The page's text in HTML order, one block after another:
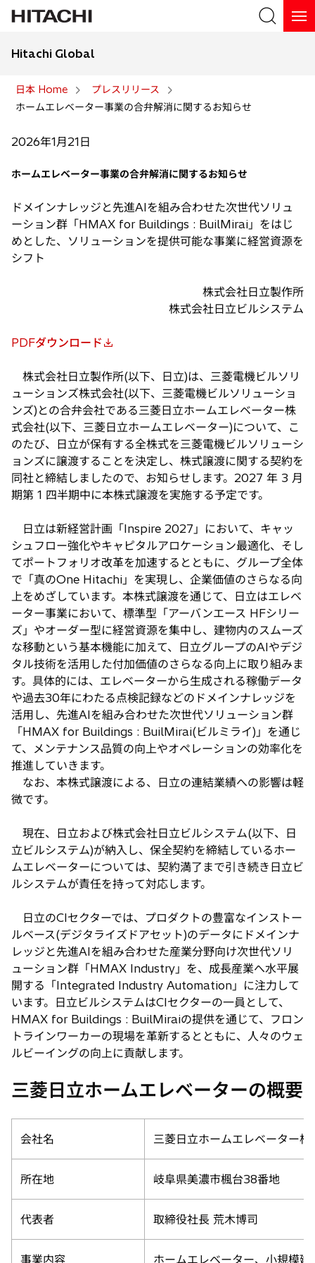
Hitachi Global
日本 Home
プレスリリース
ホームエレベーター事業の合弁解消に関するお知らせ
2026年1月21日
ホームエレベーター事業の合弁解消に関するお知らせ
ドメインナレッジと先進AIを組み合わせた次世代ソリュ
ーション群「HMAX for Buildings : BuilMirai」をはじ
めとした、ソリューションを提供可能な事業に経営資源を
シフト
株式会社日立製作所
株式会社日立ビルシステム
PDFダウンロード
新
タ
ブ
で
開
く
株式会社日立製作所(以下、日立)は、三菱電機ビルソリ
ューションズ株式会社(以下、三菱電機ビルソリューショ
ンズ)との合弁会社である三菱日立ホームエレベーター株
式会社(以下、三菱日立ホームエレベーター)について、こ
のたび、日立が保有する全株式を三菱電機ビルソリューシ
ョンズに譲渡することを決定し、株式譲渡に関する契約を
同社と締結しましたので、お知らせします。2027 年 3 月
期第 1 四半期中に本株式譲渡を実施する予定です。
日立は新経営計画「Inspire 2027」において、キャッ
シュフロー強化やキャピタルアロケーション最適化、そし
てポートフォリオ改革を加速するとともに、グループ全体
で「真のOne Hitachi」を実現し、企業価値のさらなる向
上をめざしています。本株式譲渡を通じて、日立はエレベ
ーター事業において、標準型「アーバンエース HFシリー
ズ」やオーダー型に経営資源を集中し、建物内のスムーズ
な移動という基本機能に加えて、日立グループのAIやデジ
タル技術を活用した付加価値のさらなる向上に取り組みま
す。具体的には、エレベーターから生成される稼働データ
や過去30年にわたる点検記録などのドメインナレッジを
活用し、先進AIを組み合わせた次世代ソリューション群
「HMAX for Buildings : BuilMirai(ビルミライ)」を通じ
て、メンテナンス品質の向上やオペレーションの効率化を
推進していきます。
なお、本株式譲渡による、日立の連結業績への影響は軽
微です。
現在、日立および株式会社日立ビルシステム(以下、日
立ビルシステム)が納入し、保全契約を締結しているホー
ムエレベーターについては、契約満了まで引き続き日立ビ
ルシステムが責任を持って対応します。
日立のCIセクターでは、プロダクトの豊富なインストー
ルベース(デジタライズドアセット)のデータにドメインナ
レッジと先進AIを組み合わせた産業分野向け次世代ソリ
ューション群「HMAX Industry」を、成長産業へ水平展
開する「Integrated Industry Automation」に注力して
います。日立ビルシステムはCIセクターの一員として、
HMAX for Buildings : BuilMiraiの提供を通じて、フロン
トラインワーカーの現場を革新するとともに、人々のウェ
ルビーイングの向上に貢献します。
三菱日立ホームエレベーターの概要
会社名 三菱日立ホームエレベーター
所在地 岐阜県美濃市楓台38番地
代表者 取締役社長 荒木博司
事業内容 ホームエレベーター、小規模